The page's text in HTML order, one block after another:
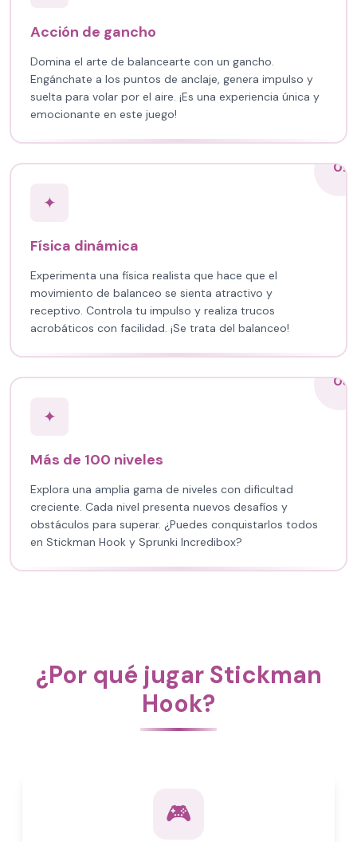
Acción de gancho
Domina el arte de balancearte con un gancho.
Engánchate a los puntos de anclaje, genera impulso y
suelta para volar por el aire. ¡Es una experiencia única y
emocionante en este juego!
02
✦
Física dinámica
Experimenta una física realista que hace que el
movimiento de balanceo se sienta atractivo y
receptivo. Controla tu impulso y realiza trucos
acrobáticos con facilidad. ¡Se trata del balanceo!
03
✦
Más de 100 niveles
Explora una amplia gama de niveles con dificultad
creciente. Cada nivel presenta nuevos desafíos y
obstáculos para superar. ¿Puedes conquistarlos todos
en Stickman Hook y Sprunki Incredibox?
¿Por qué jugar Stickman
Hook?
🎮